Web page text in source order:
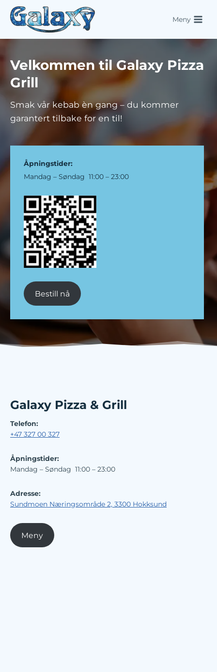
content
Meny
Velkommen til Galaxy Pizza
Grill
Smak vår kebab èn gang – du kommer
garantert tilbake for en til!
Åpningstider:
Mandag – Søndag 11:00 – 23:00
Bestill nå
Galaxy Pizza & Grill
Telefon:
+47 327 00 327
Åpningstider:
Mandag – Søndag 11:00 – 23:00
Adresse:
Sundmoen Næringsområde 2, 3300 Hokksund
Meny